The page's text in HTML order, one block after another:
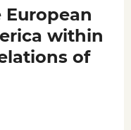
European
within
of